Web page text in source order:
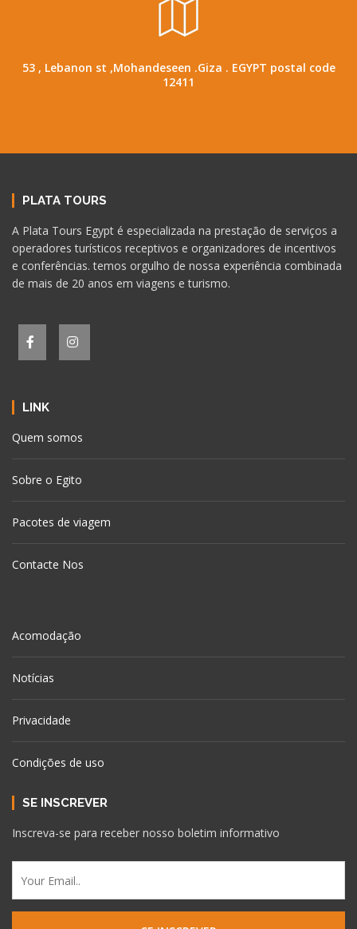
53 , Lebanon st ,Mohandeseen .Giza . EGYPT postal code
12411
PLATA TOURS
A Plata Tours Egypt é especializada na prestação de serviços a
operadores turísticos receptivos e organizadores de incentivos
e conferências. temos orgulho de nossa experiência combinada
de mais de 20 anos em viagens e turismo.
LINK
Quem somos
Sobre o Egito
Pacotes de viagem
Contacte Nos
Acomodação
Notícias
Privacidade
Condições de uso
SE INSCREVER
Inscreva-se para receber nosso boletim informativo